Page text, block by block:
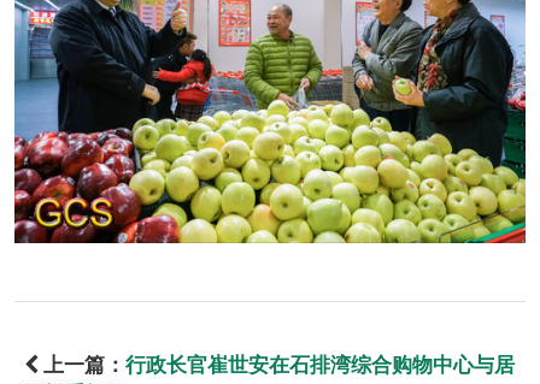
上一篇： 行政长官崔世安在石排湾综合购物中心与居